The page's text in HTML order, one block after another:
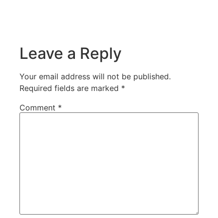
Leave a Reply
Your email address will not be published.
Required fields are marked *
Comment *